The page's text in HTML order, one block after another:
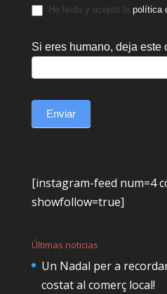
He leído y acepto la política
Si eres humano, deja este
Enviar
[instagram-feed num=4
showfollow=true]
Últimas noticias
Un Nadal per a
costat al comerç local!